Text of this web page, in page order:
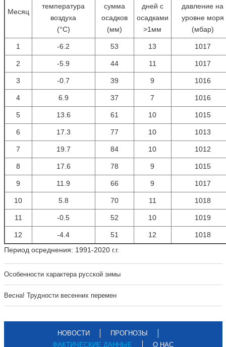
Месяц
температура
воздуха
(°С)
сумма
осадков
(мм)
дней с
осадками
>1мм
давление на
уровне моря
(мбар)
1 -6.2 53 13 1017
2 -5.9 44 11 1017
3 -0.7 39 9 1016
4 6.9 37 7 1016
5 13.6 61 10 1015
6 17.3 77 10 1013
7 19.7 84 10 1012
8 17.6 78 9 1015
9 11.9 66 9 1017
10 5.8 70 11 1018
11 -0.5 52 10 1019
12 -4.4 51 12
1018
Период осреднения: 1991-2020 г.г.
Особенности характера русской зимы
Весна! Трудности весенних перемен
НОВОСТИ
ПРОГНОЗЫ
ФАКТИЧЕСКИЕ ДАННЫЕ
О НАС